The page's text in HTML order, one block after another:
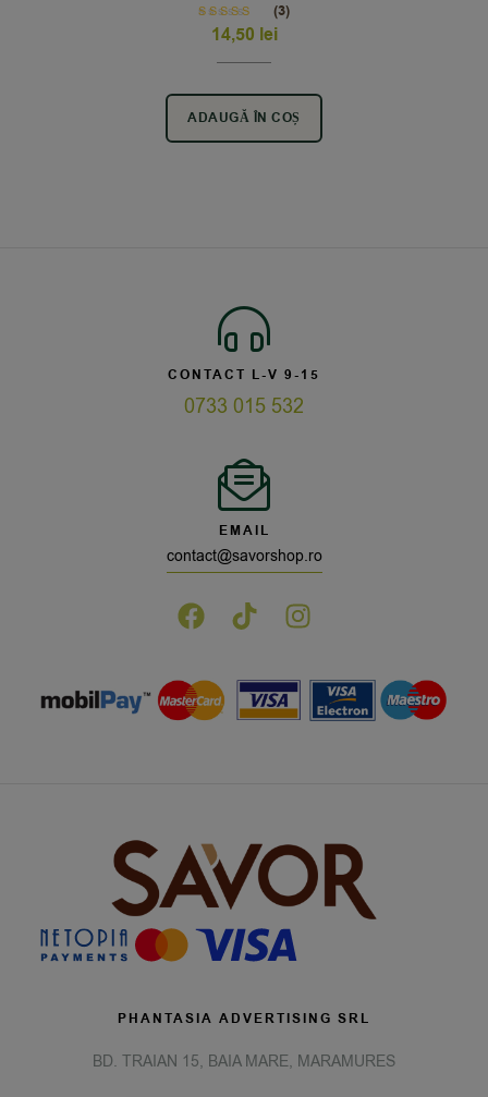
Rated5.00
out of 5
(3)
14,50 lei
ADAUGĂ ÎN COȘ
CONTACT L-V 9-15
0733 015 532
EMAIL
contact@savorshop.ro
PHANTASIA ADVERTISING SRL
BD. TRAIAN 15, BAIA MARE, MARAMURES